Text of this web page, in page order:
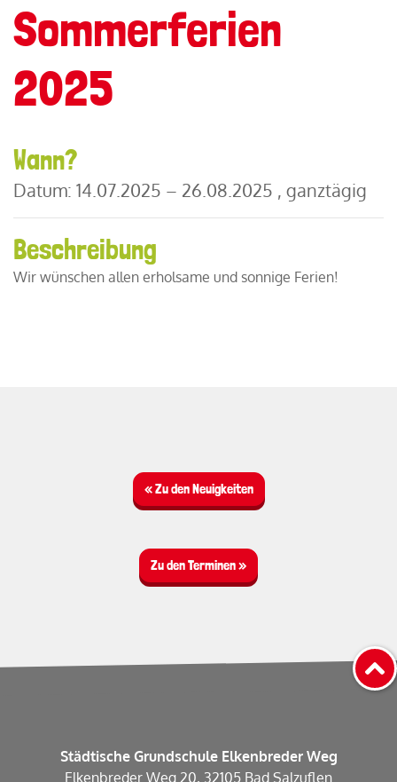
Sommerferien
2025
Wann?
Datum: 14.07.2025 – 26.08.2025 , ganztägig
Beschreibung
Wir wünschen allen erholsame und sonnige Ferien!
« Zu den Neuigkeiten
Zu den Terminen »
Städtische Grundschule Elkenbreder Weg
Elkenbreder Weg 20, 32105 Bad Salzuflen